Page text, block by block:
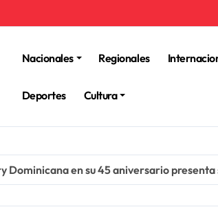
Nacionales
Regionales
Deportes Cultura
Dominicana en su 45 aniversario